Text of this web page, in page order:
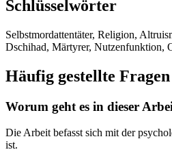
Schlüsselwörter
Selbstmordattentäter, Religion,
Dschihad, Märtyrer, Nutzenfunktion,
Häufig gestellte Fragen
Worum geht es in dieser
Die Arbeit befasst sich mit der
ist.